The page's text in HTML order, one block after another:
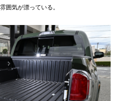
囲気が漂っている。